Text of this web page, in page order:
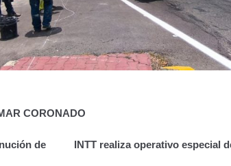
CORONADO
de
INTT realiza operativo especial